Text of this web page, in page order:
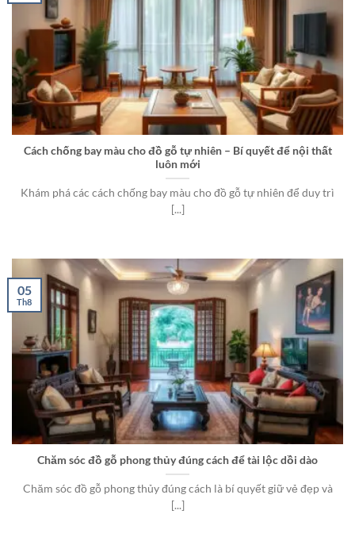
Cách chống bay màu cho đồ gỗ tự nhiên – Bí quyết để nội thất
luôn mới
Khám phá các cách chống bay màu cho đồ gỗ tự nhiên để duy trì
[...]
Chăm sóc đồ gỗ phong thủy đúng cách để tài lộc dồi dào
Chăm sóc đồ gỗ phong thủy đúng cách là bí quyết giữ vẻ đẹp và
[...]
05
Th8